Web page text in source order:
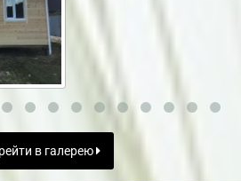
в галерею